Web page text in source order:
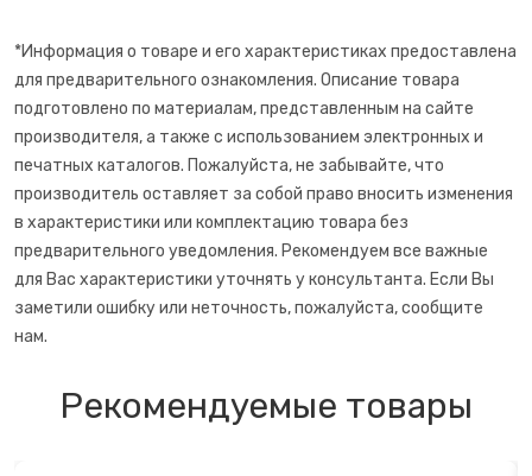
*Информация о товаре и его характеристиках предоставлена
для предварительного ознакомления. Описание товара
подготовлено по материалам, представленным на сайте
производителя, а также с использованием электронных и
печатных каталогов. Пожалуйста, не забывайте, что
производитель оставляет за собой право вносить изменения
в характеристики или комплектацию товара без
предварительного уведомления. Рекомендуем все важные
для Вас характеристики уточнять у консультанта. Если Вы
заметили ошибку или неточность, пожалуйста, сообщите
нам.
Рекомендуемые товары